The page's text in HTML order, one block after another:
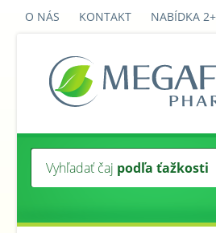
O NÁS KONTAKT NABÍDKA
Vyhľadať čaj podľa ťažkosti